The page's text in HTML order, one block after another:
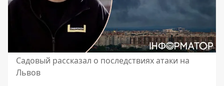
Садовый рассказал о последствиях атаки на
Львов